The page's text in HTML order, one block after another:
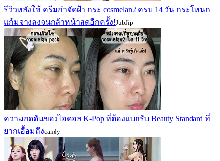
รีวิวหลังใช้ ครีมกำจัดฝ้า กระ cosmelan2 ครบ 14 วัน กระโหนก
แก้มจางลงจนกล้าหน้าสดอีกครั้ง!JubJip
ความกดดันของไอดอล K-Pop ที่ต้องแบกรับ Beauty Standard ที่
ยากเอื้อมถึงcandy